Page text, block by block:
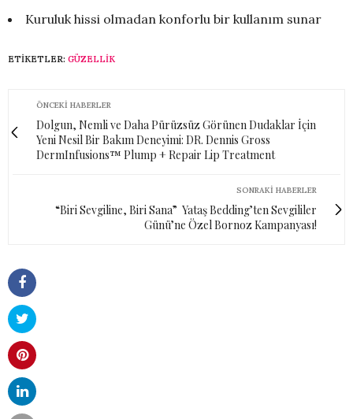
Kuruluk hissi olmadan konforlu bir kullanım sunar
ETIKETLER: GÜZELLIK
ÖNCEKI HABERLER
Dolgun, Nemli ve Daha Pürüzsüz Görünen Dudaklar İçin
Yeni Nesil Bir Bakım Deneyimi: DR. Dennis Gross
DermInfusions™ Plump + Repair Lip Treatment
SONRAKI HABERLER
“Biri Sevgiline, Biri Sana” Yataş Bedding’ten Sevgililer
Günü’ne Özel Bornoz Kampanyası!